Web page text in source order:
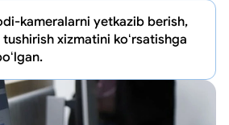
kameralarni yetkazib berish,
xizmatini koʻrsatishga